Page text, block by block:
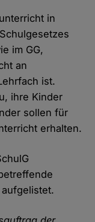
in
im GG,
an
ist.
ihre Kinder
sollen für
erhalten.